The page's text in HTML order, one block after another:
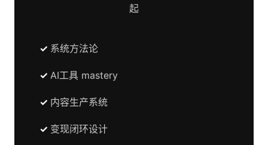
起
系统方法论
AI工具 mastery
内容生产系统
变现闭环设计